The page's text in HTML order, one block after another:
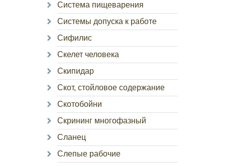
Система пищеварения
Системы допуска к работе
Сифилис
Скелет человека
Скипидар
Скот, стойловое содержание
Скотобойни
Скрининг многофазный
Сланец
Слепые рабочие